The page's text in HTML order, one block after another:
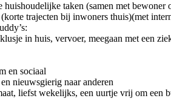
taken (samen met bewoner
trajecten bij inwoners thuis)(met
in huis, vervoer, meegaan met een
en sociaal
nieuwsgierig naar anderen
liefst wekelijks, een uurtje vrij om een